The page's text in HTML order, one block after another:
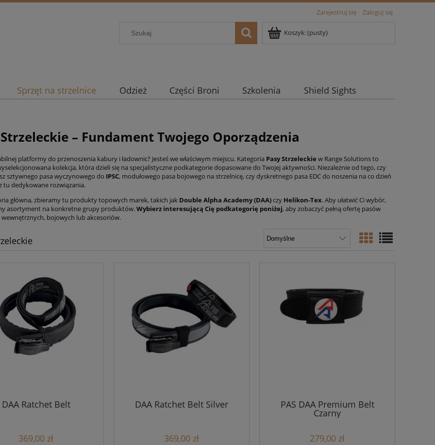
Zarejestruj się Zaloguj się
Koszyk:(pusty)
Sprzęt na strzelnice Odzież Części Broni Szkolenia Shield Sights
– Fundament Twojego Oporządzenia
platformy do przenoszenia kabury i ładownic? Jesteś we właściwym miejscu. Kategoria Pasy Strzeleckie w Range Solutions to
kolekcja, która dzieli się na specjalistyczne podkategorie dopasowane do Twojej aktywności. Niezależnie od tego, czy
sztywnego pasa wyczynowego do IPSC, modułowego pasa bojowego na strzelnicę, czy dyskretnego pasa EDC do noszenia na co dzień
tu dedykowane rozwiązania.
główna, zbieramy tu produkty topowych marek, takich jak Double Alpha Academy (DAA)czy Helikon-Tex. Aby ułatwić Ci wybór,
asortyment na konkretne grupy produktów.Wybierz interesującą Cię podkategorię poniżej, aby zobaczyć pełną ofertę pasów
bojowych lub akcesoriów.
DAA Ratchet Belt
369,00 zł
DAA Ratchet Belt Silver
369,00 zł
PAS DAA Premium Belt
Czarny
279,00 zł